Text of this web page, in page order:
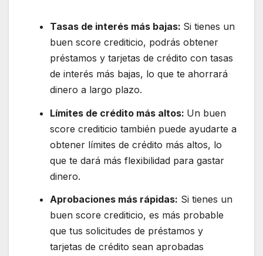
Tasas de interés más bajas: Si tienes un
buen score crediticio, podrás obtener
préstamos y tarjetas de crédito con tasas
de interés más bajas, lo que te ahorrará
dinero a largo plazo.
Límites de crédito más altos: Un buen
score crediticio también puede ayudarte a
obtener límites de crédito más altos, lo
que te dará más flexibilidad para gastar
dinero.
Aprobaciones más rápidas: Si tienes un
buen score crediticio, es más probable
que tus solicitudes de préstamos y
tarjetas de crédito sean aprobadas